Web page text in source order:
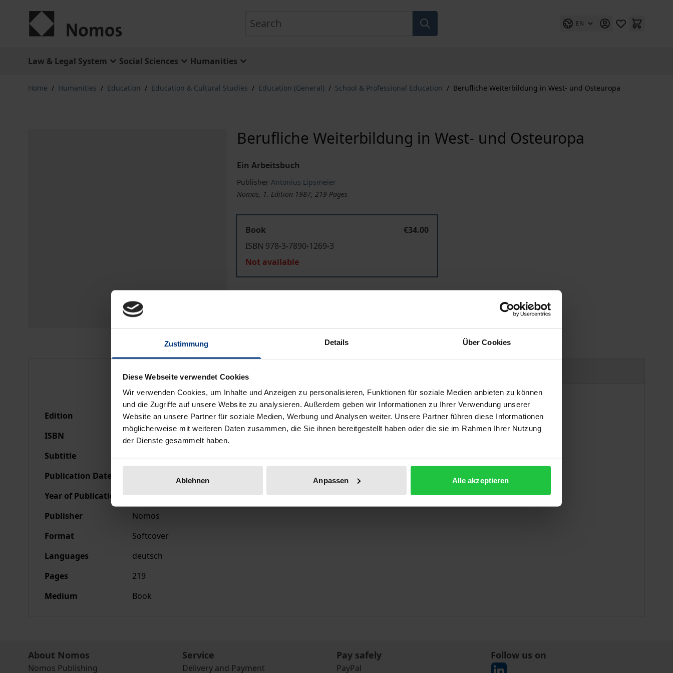
Zustimmung Details Über Cookies
Diese Webseite verwendet Cookies
Wir verwenden Cookies, um Inhalte und Anzeigen zu personalisieren, Funktionen für soziale Medien anbieten zu können
und die Zugriffe auf unsere Website zu analysieren. Außerdem geben wir Informationen zu Ihrer Verwendung unserer
Website an unsere Partner für soziale Medien, Werbung und Analysen weiter. Unsere Partner führen diese Informationen
möglicherweise mit weiteren Daten zusammen, die Sie ihnen bereitgestellt haben oder die sie im Rahmen Ihrer Nutzung
der Dienste gesammelt haben.
Ablehnen Anpassen Alle akzeptieren
EN
Law & Legal System Social Sciences Humanities
Home / Humanities / Education / Education & Cultural Studies / Education (General) / School & Professional Education / Berufliche Weiterbildung in West- und Osteuropa
Berufliche Weiterbildung in West- und Osteuropa
Ein Arbeitsbuch
Publisher Antonius Lipsmeier
Nomos, 1. Edition 1987, 219 Pages
Book
€34.00
ISBN 978-3-7890-1269-3
Not available
Edition
1
ISBN
978-3-7890-1269-3
Subtitle
Publication Date
Year of Publication
1987
Publisher
Nomos
Format
Softcover
Languages
deutsch
Pages
219
Medium
Book
About Nomos
Nomos Publishing
Service
Delivery and Payment
Pay safely
PayPal
Follow us on